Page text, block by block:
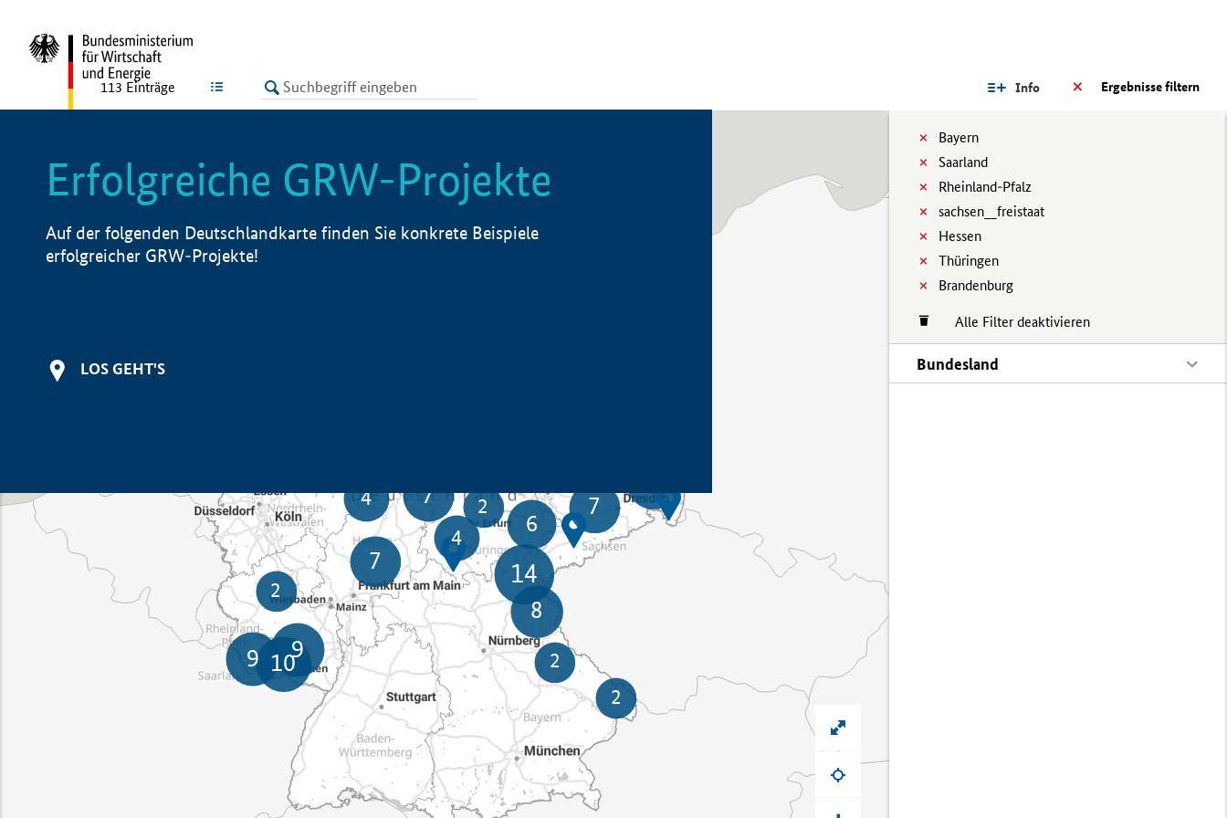
LISTE Ergebnisse filtern
Info
Bayern
Saarland
Rheinland-Pfalz
sachsen__freistaat
Hessen
Thüringen
Brandenburg
Alle Filter deaktivieren
Bundesland
113 Einträge
Erfolgreiche GRW-Projekte
Auf der folgenden Deutschlandkarte finden Sie konkrete Beispiele
erfolgreicher GRW-Projekte!
LOS GEHT'S